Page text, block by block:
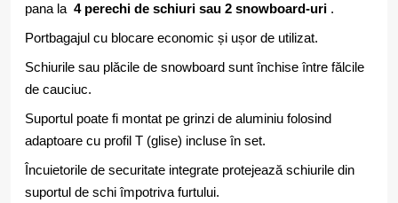
pana la 4 perechi de schiuri sau 2 snowboard-uri .
Portbagajul cu blocare economic și ușor de utilizat.
Schiurile sau plăcile de snowboard sunt închise între fălcile
de cauciuc.
Suportul poate fi montat pe grinzi de aluminiu folosind
adaptoare cu profil T (glise) incluse în set.
Încuietorile de securitate integrate protejează schiurile din
suportul de schi împotriva furtului.